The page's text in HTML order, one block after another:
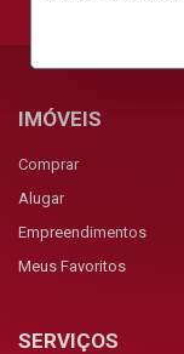
IMÓVEIS
Comprar
Alugar
Empreendimentos
Meus Favoritos
SERVIÇOS